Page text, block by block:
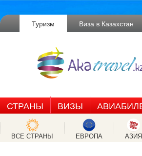
Туризм Виза в Казахстан
СТРАНЫ ВИЗЫ
ВСЕ СТРАНЫ ЕВРОПА АЗИЯ